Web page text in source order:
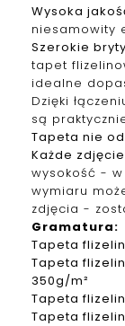
Wysoka
niesamowity
Szerokie bryty
tapet f
idealne
Dzięki
są
Tapeta nie
Każde zdjęcie
wysokość -
wymiaru
zdjęcia -
Gramatura:
Tapetaf
Tapetaf
350g/m²
Tapetaf
Tapetaf